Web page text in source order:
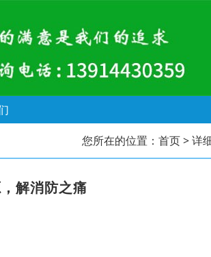
您所在的位置： 首页> 详
解消防之痛